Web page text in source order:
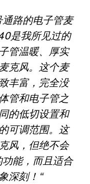
路的电子管麦
是我所见过的
管温暖、厚实
克风。 这个麦
丰富，完全没
管和电子管之
的低切设置和
可调范围。这
风，但绝不会
能，而且适合
深刻！“